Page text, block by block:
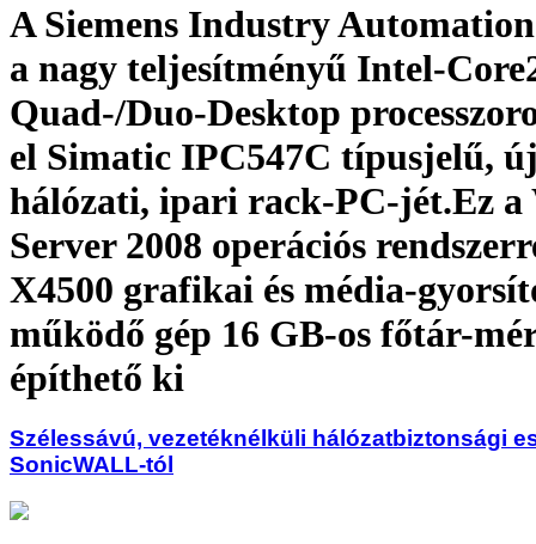
A Siemens Industry
a nagy teljesítményű Intel-
Quad-/Duo-Desktop
el Simatic IPC547C típusjelű,
hálózati, ipari rack-PC-jét.Ez a
Server 2008 operációs
X4500 grafikai és média-
működő gép 16 GB-os főtár-
építhető ki
Szélessávú, vezetéknélküli hálózatbiztonsági
SonicWALL-tól